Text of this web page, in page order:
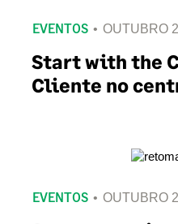
EVENTOS OUTUBRO
Start with the
Cliente no
EVENTOS OUTUBRO